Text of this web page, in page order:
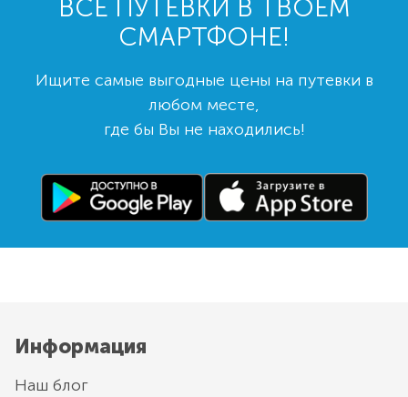
ВСЕ ПУТЕВКИ В ТВОЕМ
СМАРТФОНЕ!
Ищите самые выгодные цены на путевки в
любом месте,
где бы Вы не находились!
Информация
Наш блог